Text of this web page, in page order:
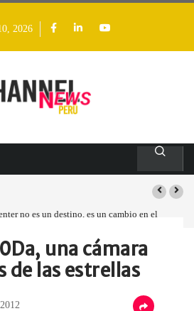
2026
no es un destino, es un cambio en el
Canon EOS 60Da,…
una cámara
de las estrellas